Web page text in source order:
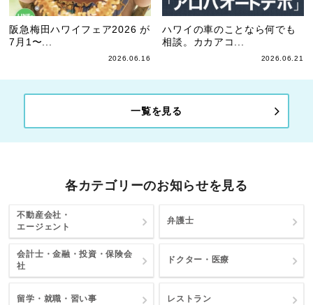
阪急梅田ハワイフェア2026 が
7月1〜...
2026.06.16
ハワイの車のことなら何でも
相談。カカアコ...
2026.06.21
一覧を見る
各カテゴリーのお知らせを見る
不動産会社・
エージェント
弁護士
会計士・金融・投資・保険会
社
ドクター・医療
留学・就職・習い事 レストラン